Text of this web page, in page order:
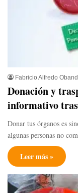
Fabricio Alfredo
Donación y
informativo
Donar tus órganos es
algunas personas no
Leer más »